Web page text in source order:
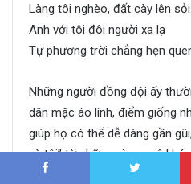
Làng tôi nghèo, đất cày lên
Anh với tôi đôi người xa lạ
Tự phương trời chẳng hẹn
Những người đồng đội ấy
dân mặc áo lính, điểm giống
giúp họ có thể dễ dàng gần
và tôi” từ những vùng quê
cái nghèo khó của đất đai,